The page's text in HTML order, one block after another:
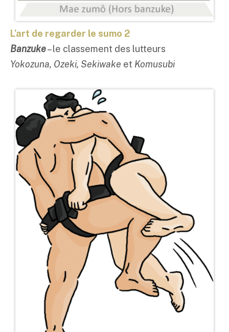
L’art de regarder le sumo 2
Banzuke– le classement des lutteurs
Yokozuna, Ozeki, Sekiwake et Komusubi